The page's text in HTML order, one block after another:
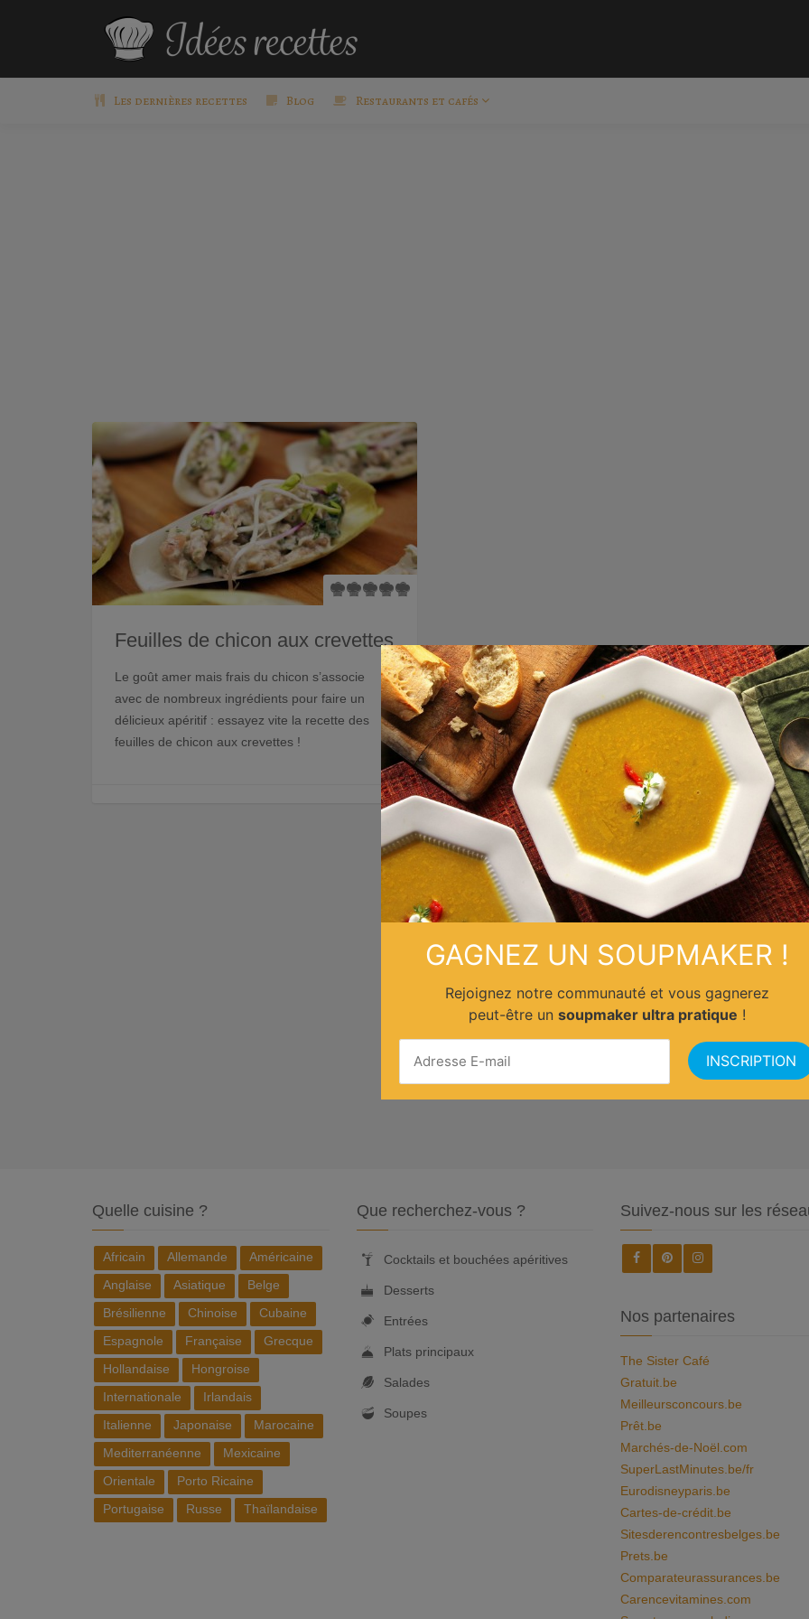
Les dernières recettes Blog Restaurants et cafés
Feuilles de chicon aux crevettes
Le goût amer mais frais du chicon s’associe
avec de nombreux ingrédients pour faire un
délicieux apéritif : essayez vite la recette des
feuilles de chicon aux crevettes !
Quelle cuisine ?
Africain Allemande
Américaine
Anglaise
Asiatique
Belge
Brésilienne
Chinoise
Cubaine
Espagnole
Française
Grecque
Hollandaise
Hongroise
Internationale
Irlandais
Italienne
Japonaise
Marocaine
Mediterranéenne
Mexicaine
Orientale
Porto Ricaine
Portugaise
Russe Thaïlandaise
Que recherchez-vous ?
Cocktails et bouchées apéritives
Desserts
Entrées
Plats principaux
Salades
Soupes
Suivez-nous sur les
Nos partenaires
The Sister Café
Gratuit.be
Meilleursconcours.be
Prêt.be
Marchés-de-Noël.com
SuperLastMinutes.be/fr
Eurodisneyparis.be
Cartes-de-crédit.be
Sitesderencontresbelges.be
Prets.be
Comparateurassurances.be
Carencevitamines.com
GAGNEZ UN SOUPMAKER !
Rejoignez notre communauté et vous gagnerez
peut-être un soupmaker ultra pratique !